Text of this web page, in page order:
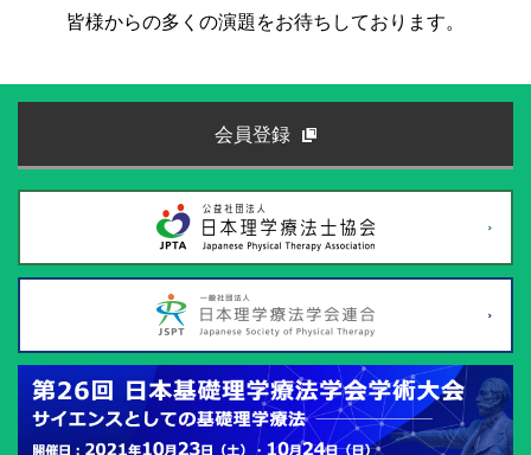
皆様からの多くの演題をお待ちしております。
会員登録